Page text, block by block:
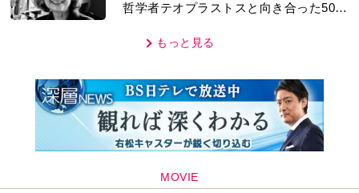
哲学者テオプラストスと向き合った50
もっと見る
MOVIE